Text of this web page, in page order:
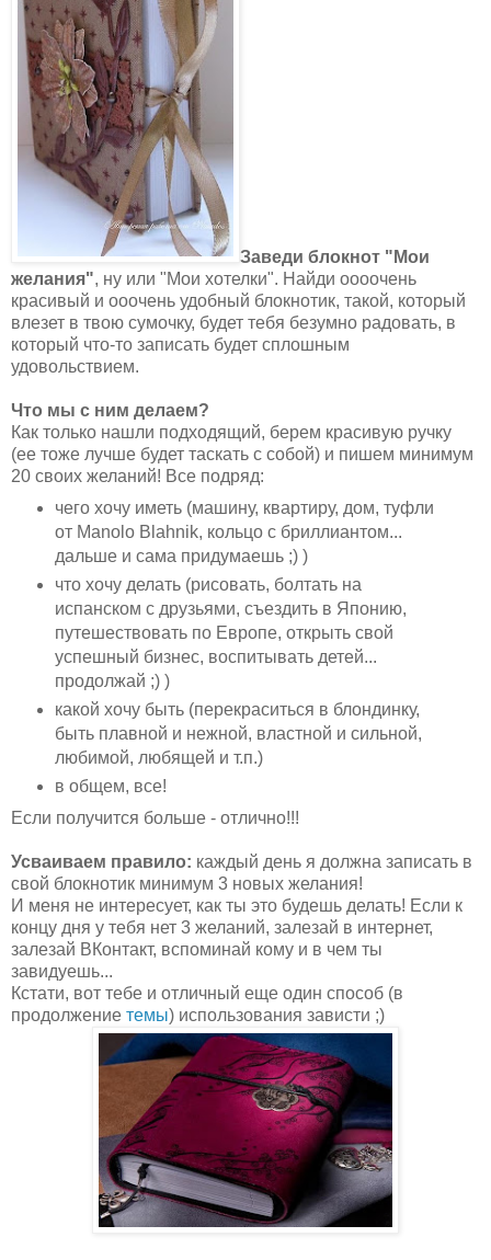
Заведи блокнот "Мои
желания", ну или "Мои хотелки". Найди оооочень
красивый и ооочень удобный блокнотик, такой, который
влезет в твою сумочку, будет тебя безумно радовать, в
который что-то записать будет сплошным
удовольствием.
Что мы с ним делаем?
Как только нашли подходящий, берем красивую ручку
(ее тоже лучше будет таскать с собой) и пишем минимум
20 своих желаний! Все подряд:
чего хочу иметь (машину, квартиру, дом, туфли
от Manolo Blahnik, кольцо с бриллиантом...
дальше и сама придумаешь ;) )
что хочу делать (рисовать, болтать на
испанском с друзьями, съездить в Японию,
путешествовать по Европе, открыть свой
успешный бизнес, воспитывать детей...
продолжай ;) )
какой хочу быть (перекраситься в блондинку,
быть плавной и нежной, властной и сильной,
любимой, любящей и т.п.)
в общем, все!
Если получится больше - отлично!!!
Усваиваем правило: каждый день я должна записать в
свой блокнотик минимум 3 новых желания!
И меня не интересует, как ты это будешь делать! Если к
концу дня у тебя нет 3 желаний, залезай в интернет,
залезай ВКонтакт, вспоминай кому и в чем ты
завидуешь...
Кстати, вот тебе и отличный еще один способ (в
продолжение темы) использования зависти ;)